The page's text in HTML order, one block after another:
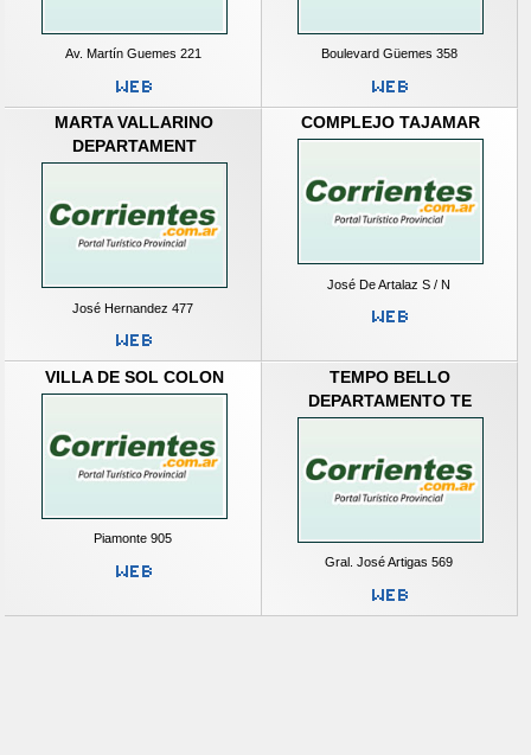
Av. Martín Guemes 221 Boulevard Güemes 358
MARTA VALLARINO
DEPARTAMENT
José Hernandez 477
COMPLEJO TAJAMAR
José De Artalaz S / N
VILLA DE SOL COLON
Piamonte 905
TEMPO BELLO
DEPARTAMENTO TE
Gral. José Artigas 569